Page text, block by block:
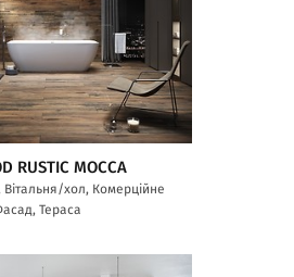
RUSTIC MOCCA
Вітальня/хол, Комерційне
Тераса